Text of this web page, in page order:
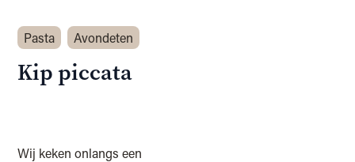
Pasta Avondeten
Kip piccata
Wij keken onlangs een